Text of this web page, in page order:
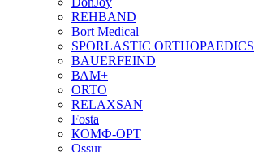
REHBAND
Bort Medical
SPORLASTIC ORTHOPAEDICS
BAUERFEIND
ВАМ+
ORTO
RELAXSAN
Fosta
КОМФ-ОРТ
Ossur